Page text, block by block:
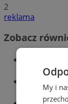
2
reklama
Zobacz
My i